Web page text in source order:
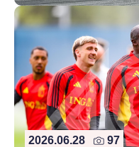
2026.06.28 97